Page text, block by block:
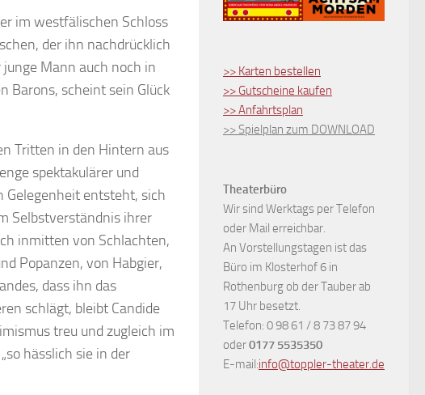
im westfälischen Schloss
der ihn nachdrücklich
Mann auch noch in
Barons, scheint sein Glück
Tritten in den Hintern aus
spektakulärer und
Gelegenheit entsteht, sich
Selbstverständnis ihrer
inmitten von Schlachten,
Popanzen, von Habgier,
dass ihn das
schlägt, bleibt Candide
treu und zugleich im
hässlich sie in der
>> Karten bestellen
>> Gutscheine kaufen
>> Anfahrtsplan
>> Spielplan zum DOWNLOAD
Theaterbüro
Wir sind Werktags per Telefon
oder Mail erreichbar.
An Vorstellungstagen ist das
Büro im Klosterhof 6 in
Rothenburg ob der Tauber ab
17 Uhr besetzt.
Telefon: 0 98 61 / 8 73 87 94
oder0177 5535350
E-mail:info@toppler-theater.de